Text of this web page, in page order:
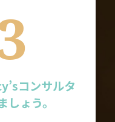
コンサルタ
ょう。